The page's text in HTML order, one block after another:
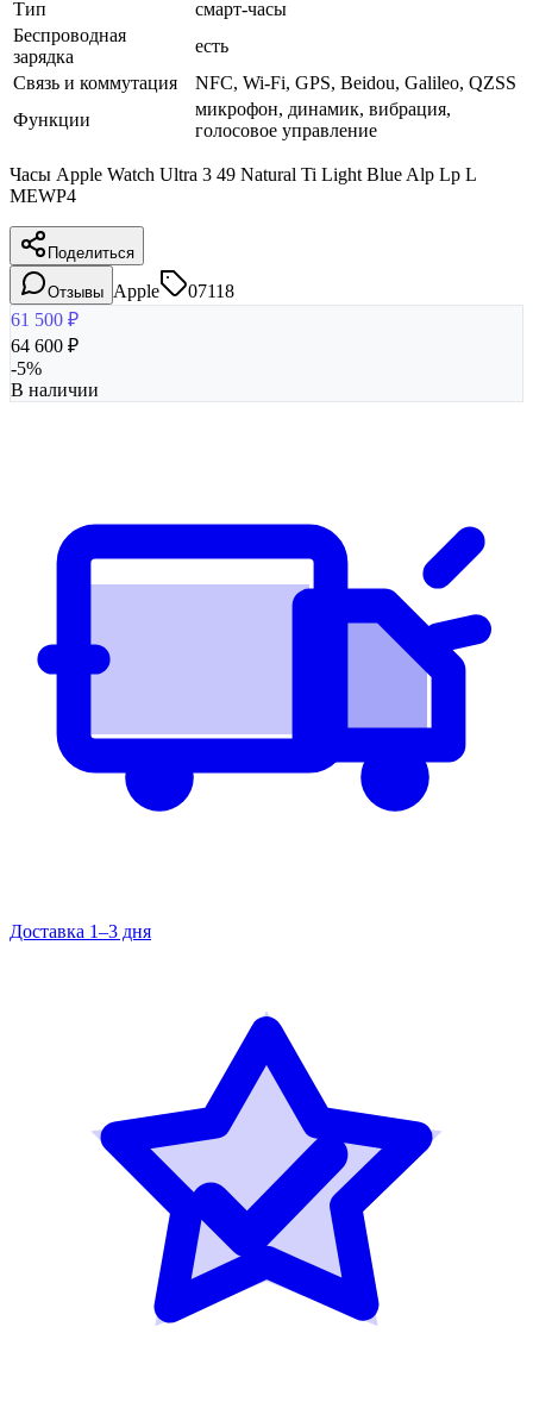
Тип
смарт-часы
Беспроводная
зарядка
есть
Связь и коммутация
NFC, Wi-Fi, GPS, Beidou, Galileo, QZSS
Функции
микрофон, динамик, вибрация,
голосовое управление
Часы Apple Watch Ultra 3 49 Natural Ti Light Blue Alp Lp L
MEWP4
Поделиться
Отзывы Apple
07118
61 500 ₽
64 600 ₽
-5%
В наличии
Доставка 1–3 дня